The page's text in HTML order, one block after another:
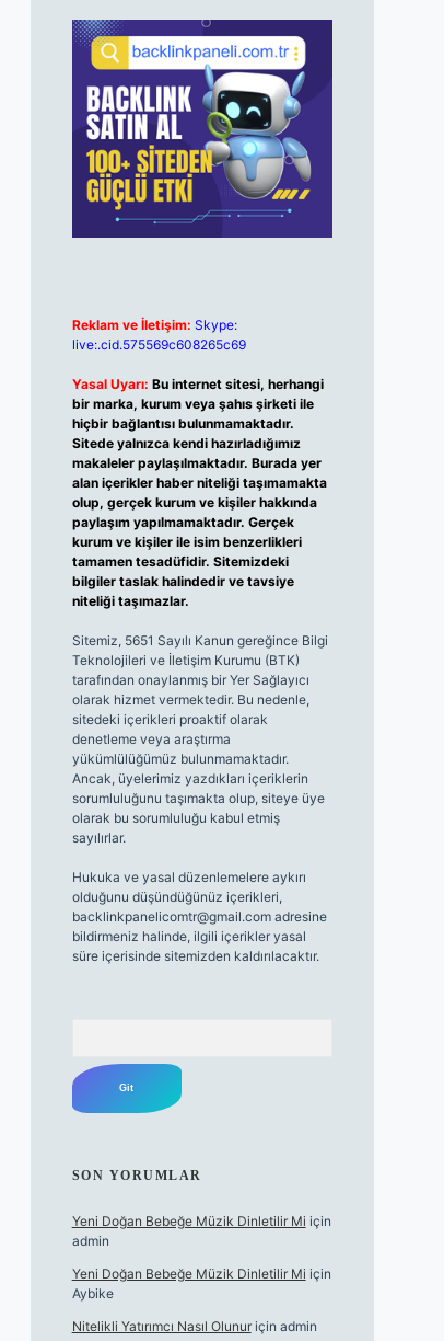
Reklam ve İletişim: Skype:
live:.cid.575569c608265c69
Yasal Uyarı: Bu internet sitesi, herhangi
bir marka, kurum veya şahıs şirketi ile
hiçbir bağlantısı bulunmamaktadır.
Sitede yalnızca kendi hazırladığımız
makaleler paylaşılmaktadır. Burada yer
alan içerikler haber niteliği taşımamakta
olup, gerçek kurum ve kişiler hakkında
paylaşım yapılmamaktadır. Gerçek
kurum ve kişiler ile isim benzerlikleri
tamamen tesadüfidir. Sitemizdeki
bilgiler taslak halindedir ve tavsiye
niteliği taşımazlar.
Sitemiz, 5651 Sayılı Kanun gereğince Bilgi
Teknolojileri ve İletişim Kurumu (BTK)
tarafından onaylanmış bir Yer Sağlayıcı
olarak hizmet vermektedir. Bu nedenle,
sitedeki içerikleri proaktif olarak
denetleme veya araştırma
yükümlülüğümüz bulunmamaktadır.
Ancak, üyelerimiz yazdıkları içeriklerin
sorumluluğunu taşımakta olup, siteye üye
olarak bu sorumluluğu kabul etmiş
sayılırlar.
Hukuka ve yasal düzenlemelere aykırı
olduğunu düşündüğünüz içerikleri,
backlinkpanelicomtr@gmail.comadresine
bildirmeniz halinde, ilgili içerikler yasal
süre içerisinde sitemizden kaldırılacaktır.
SON YORUMLAR
Yeni Doğan Bebeğe Müzik Dinletilir Mi için
admin
Yeni Doğan Bebeğe Müzik Dinletilir Mi için
Aybike
Nitelikli Yatırımcı Nasıl Olunuriçin admin